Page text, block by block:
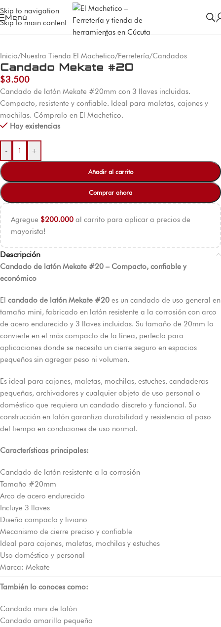
Skip to navigation
Skip to main content
Menú
Inicio/Nuestra Tienda El Machetico/Ferretería/Candados
Candado Mekate #20
$3.500
Candado de latón Mekate #20mm con 3 llaves incluidas.
Compacto, resistente y confiable. Ideal para maletas, cajones y
mochilas. Cómpralo en El Machetico.
Hay existencias
- +
Añadir al carrito
Comprar ahora
Agregue $200.000 al carrito para aplicar a precios de
mayorista!
Descripción
Candado de latón Mekate #20 – Compacto, confiable y
económico
El candado de latón Mekate #20 es un candado de uso general en
tamaño mini, fabricado en latón resistente a la corrosión con arco
de acero endurecido y 3 llaves incluidas. Su tamaño de 20mm lo
convierte en el más compacto de la línea, perfecto para
aplicaciones donde se necesita un cierre seguro en espacios
pequeños sin agregar peso ni volumen.
Es ideal para cajones, maletas, mochilas, estuches, candaderas
pequeñas, archivadores y cualquier objeto de uso personal o
doméstico que requiera un candado discreto y funcional. Su
construcción en latón garantiza durabilidad y resistencia al paso
del tiempo en condiciones de uso normal.
Características principales:
Candado de latón resistente a la corrosión
Tamaño #20mm
Arco de acero endurecido
Incluye 3 llaves
Diseño compacto y liviano
Mecanismo de cierre preciso y confiable
Ideal para cajones, maletas, mochilas y estuches
Uso doméstico y personal
Marca: Mekate
También lo conoces como:
Candado mini de latón
Candado amarillo pequeño